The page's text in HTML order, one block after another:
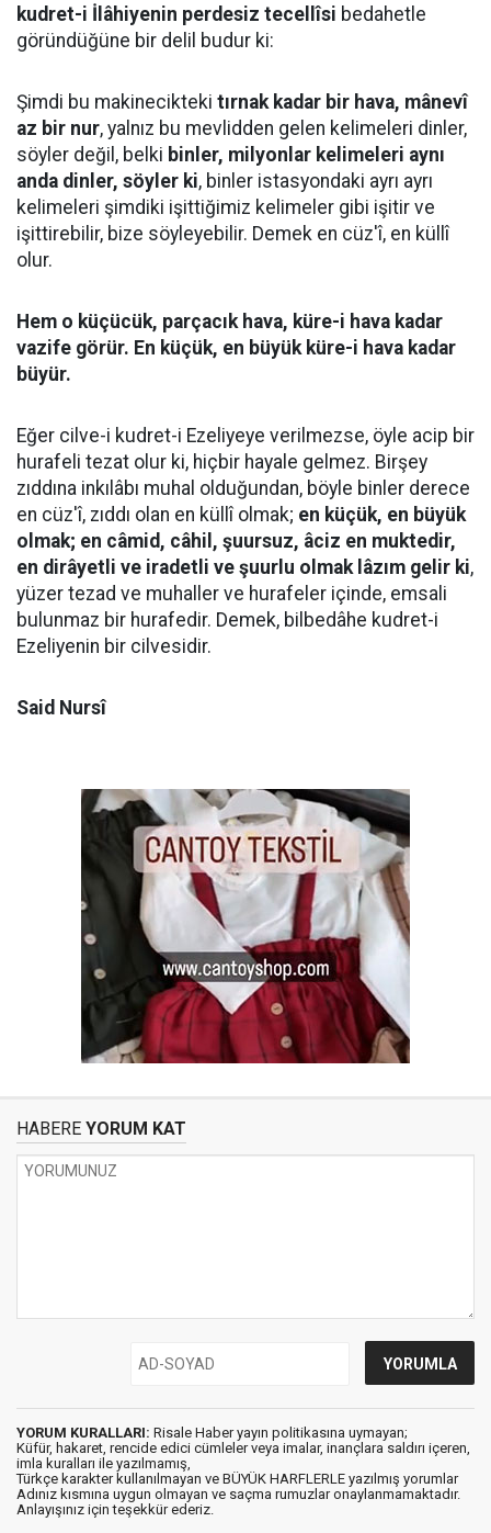
kudret-i İlâhiyenin perdesiz tecellîsi bedahetle
göründüğüne bir delil budur ki:
Şimdi bu makinecikteki tırnak kadar bir hava, mânevî
az bir nur, yalnız bu mevlidden gelen kelimeleri dinler,
söyler değil, belki binler, milyonlar kelimeleri aynı
anda dinler, söyler ki, binler istasyondaki ayrı ayrı
kelimeleri şimdiki işittiğimiz kelimeler gibi işitir ve
işittirebilir, bize söyleyebilir. Demek en cüz'î, en küllî
olur.
Hem o küçücük, parçacık hava, küre-i hava kadar
vazife görür. En küçük, en büyük küre-i hava kadar
büyür.
Eğer cilve-i kudret-i Ezeliyeye verilmezse, öyle acip bir
hurafeli tezat olur ki, hiçbir hayale gelmez. Birşey
zıddına inkılâbı muhal olduğundan, böyle binler derece
en cüz'î, zıddı olan en küllî olmak; en küçük, en büyük
olmak; en câmid, câhil, şuursuz, âciz en muktedir,
en dirâyetli ve iradetli ve şuurlu olmak lâzım gelir ki,
yüzer tezad ve muhaller ve hurafeler içinde, emsali
bulunmaz bir hurafedir. Demek, bilbedâhe kudret-i
Ezeliyenin bir cilvesidir.
Said Nursî
HABERE YORUM KAT
YORUM KURALLARI: Risale Haber yayın politikasına uymayan;
Küfür, hakaret, rencide edici cümleler veya imalar, inançlara saldırı içeren,
imla kuralları ile yazılmamış,
Türkçe karakter kullanılmayan ve BÜYÜK HARFLERLE yazılmış yorumlar
Adınız kısmına uygun olmayan ve saçma rumuzlar onaylanmamaktadır.
Anlayışınız için teşekkür ederiz.